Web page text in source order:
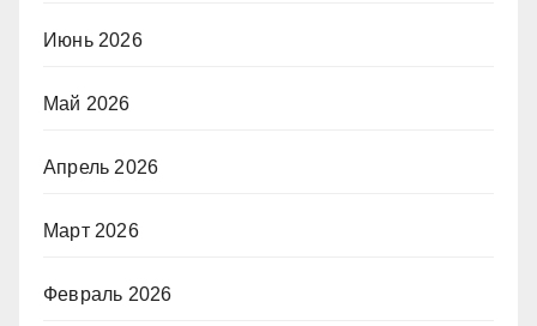
Июнь 2026
Май 2026
Апрель 2026
Март 2026
Февраль 2026